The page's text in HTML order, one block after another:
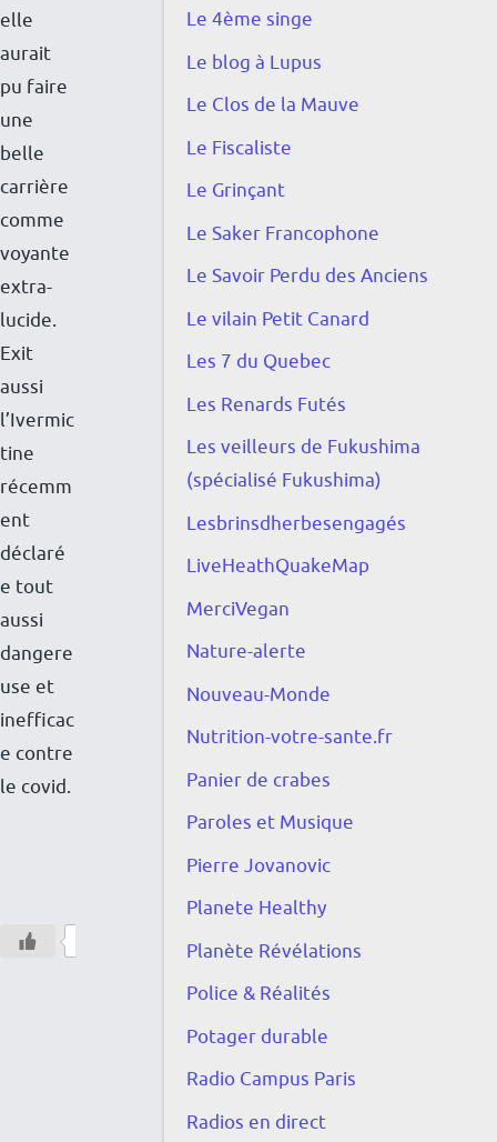
e
s
v
d
e
e
p
n
elle
aurait
pu faire
une
belle
carrière
comme
voyante
extra-
lucide.
Exit
aussi
l’Ivermic
tine
récemm
ent
déclaré
e tout
aussi
dangere
use et
inefficac
e contre
le covid.
Le 4ème singe
Le blog à Lupus
Le Clos de la Mauve
Le Fiscaliste
Le Grinçant
Le Saker Francophone
Le Savoir Perdu des Anciens
Le vilain Petit Canard
Les 7 du Quebec
Les Renards Futés
Les veilleurs de Fukushima
(spécialisé Fukushima)
Lesbrinsdherbesengagés
LiveHeathQuakeMap
MerciVegan
Nature-alerte
Nouveau-Monde
Nutrition-votre-sante.fr
Panier de crabes
Paroles et Musique
Pierre Jovanovic
Planete Healthy
Planète Révélations
Police & Réalités
Potager durable
Radio Campus Paris
Radios en direct